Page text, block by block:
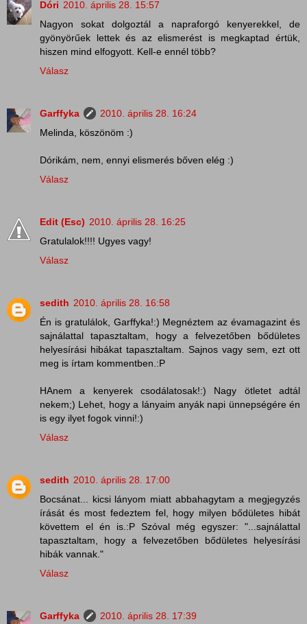
Dóri 2010. április 28. 15:57
Nagyon sokat dolgoztál a napraforgó kenyerekkel, de
gyönyörűek lettek és az elismerést is megkaptad értük,
hiszen mind elfogyott. Kell-e ennél több?
Válasz
Garffyka
2010. április 28. 16:24
Melinda, köszönöm :)
Dórikám, nem, ennyi elismerés bőven elég :)
Válasz
Edit (Esc) 2010. április 28. 16:25
Gratulalok!!!! Ugyes vagy!
Válasz
sedith 2010. április 28. 16:58
Én is gratulálok, Garffyka!:) Megnéztem az évamagazint és
sajnálattal tapasztaltam, hogy a felvezetőben bődületes
helyesírási hibákat tapasztaltam. Sajnos vagy sem, ezt ott
meg is írtam kommentben.:P
HAnem a kenyerek csodálatosak!:) Nagy ötletet adtál
nekem;) Lehet, hogy a lányaim anyák napi ünnepségére én
is egy ilyet fogok vinni!:)
Válasz
sedith 2010. április 28. 17:00
Bocsánat... kicsi lányom miatt abbahagytam a megjegyzés
írását és most fedeztem fel, hogy milyen bődületes hibát
követtem el én is.:P Szóval még egyszer: "...sajnálattal
tapasztaltam, hogy a felvezetőben bődületes helyesírási
hibák vannak."
Válasz
Garffyka
2010. április 28. 17:39